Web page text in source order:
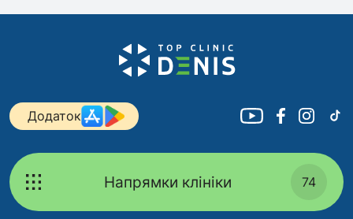
Додаток
Напрямки клініки 74